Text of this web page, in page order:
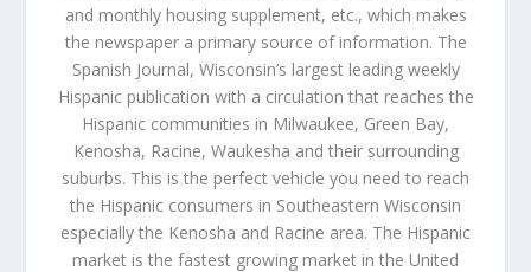
and monthly housing supplement, etc., which makes
the newspaper a primary source of information. The
Spanish Journal, Wisconsin’s largest leading weekly
Hispanic publication with a circulation that reaches the
Hispanic communities in Milwaukee, Green Bay,
Kenosha, Racine, Waukesha and their surrounding
suburbs. This is the perfect vehicle you need to reach
the Hispanic consumers in Southeastern Wisconsin
especially the Kenosha and Racine area. The Hispanic
market is the fastest growing market in the United